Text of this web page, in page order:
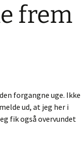
frem
forgangne uge. Ikke
ud, at jeg her i
fik også overvundet
og tilbage …